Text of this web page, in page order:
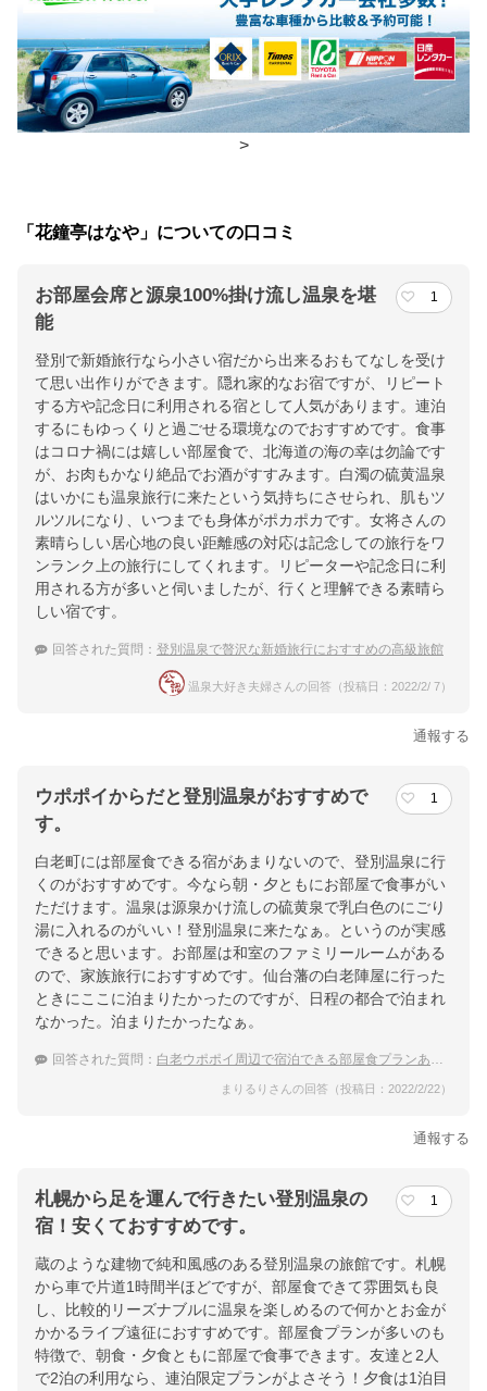
朝食 部屋、ダイニングルーム
夕食 部屋、ダイニングルーム
チェックイン・チェックアウト時間
チェックアウ
11:00
交通アクセス
車つつじ橋バス停（はなや前）下車。登別東インターから車で５
分。
提供：楽天トラベル
楽天トラベルで
ホテル詳細を詳しく見る
>
「花鐘亭はなや」についての口コミ
お部屋会席と源泉100%掛け流し温泉を堪
能
1
登別で新婚旅行なら小さい宿だから出来るおもてなしを受け
て思い出作りができます。隠れ家的なお宿ですが、リピート
する方や記念日に利用される宿として人気があります。連泊
するにもゆっくりと過ごせる環境なのでおすすめです。食事
はコロナ禍には嬉しい部屋食で、北海道の海の幸は勿論です
が、お肉もかなり絶品でお酒がすすみます。白濁の硫黄温泉
はいかにも温泉旅行に来たという気持ちにさせられ、肌もツ
ルツルになり、いつまでも身体がポカポカです。女将さんの
素晴らしい居心地の良い距離感の対応は記念しての旅行をワ
ンランク上の旅行にしてくれます。リピーターや記念日に利
用される方が多いと伺いましたが、行くと理解できる素晴ら
しい宿です。
回答された質問： 登別温泉で贅沢な新婚旅行におすすめの高級旅館
温泉大好き夫婦さんの回答（投稿日：2022/2/ 7）
通報する
ウポポイからだと登別温泉がおすすめで
す。
1
白老町には部屋食できる宿があまりないので、登別温泉に行
くのがおすすめです。今なら朝・夕ともにお部屋で食事がい
ただけます。温泉は源泉かけ流しの硫黄泉で乳白色のにごり
湯に入れるのがいい！登別温泉に来たなぁ。というのが実感
できると思います。お部屋は和室のファミリールームがある
ので、家族旅行におすすめです。仙台藩の白老陣屋に行った
ときにここに泊まりたかったのですが、日程の都合で泊まれ
なかった。泊まりたかったなぁ。
回答された質問： 白老ウポポイ周辺で宿泊できる部屋食プランありの温泉宿
まりるりさんの回答（投稿日：2022/2/22）
通報する
札幌から足を運んで行きたい登別温泉の
宿！安くておすすめです。
1
蔵のような建物で純和風感のある登別温泉の旅館です。札幌
から車で片道1時間半ほどですが、部屋食できて雰囲気も良
し、比較的リーズナブルに温泉を楽しめるので何かとお金が
かかるライブ遠征におすすめです。部屋食プランが多いのも
特徴で、朝食・夕食ともに部屋で食事できます。友達と2人
で2泊の利用なら、連泊限定プランがよさそう！夕食は1泊目